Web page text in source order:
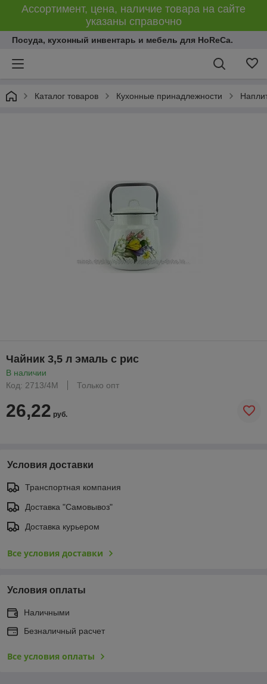
Ассортимент, цена, наличие товара на сайте
указаны справочно
Посуда, кухонный инвентарь и мебель для HoReCa.
Каталог товаров Кухонные принадлежности
Чайник 3,5 л эмаль с рис
В наличии
Код: 2713/4М
Только опт
26,22 руб.
Условия доставки
Транспортная компания
Доставка "Самовывоз"
Доставка курьером
Все условия доставки
Условия оплаты
Наличными
Безналичный расчет
Все условия оплаты